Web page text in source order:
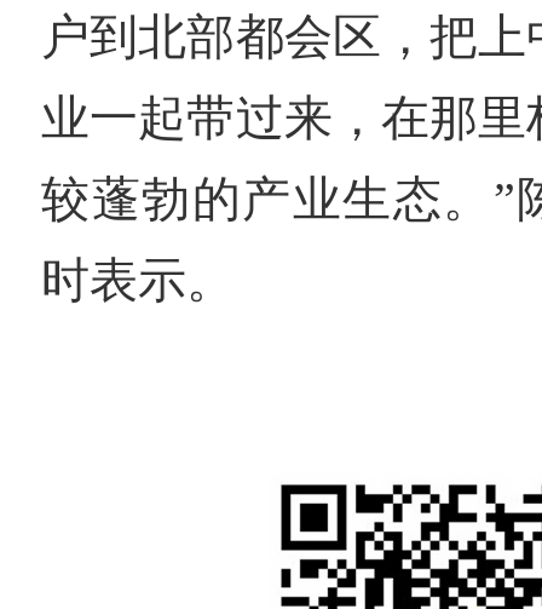
户到北部都会区，把
业一起带过来，在那
较蓬勃的产业生态。”
时表示。